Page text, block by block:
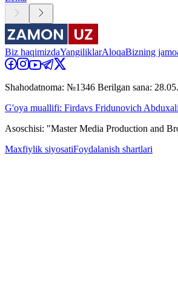
Biz haqimizdaYangiliklarAloqaBizning
Shahodatnoma: №1346 Berilgan sana:
G'oya muallifi: Firdavs Fridunovich
Asoschisi: "Master Media Production and
Maxfiylik siyosatiFoydalanish shartlari